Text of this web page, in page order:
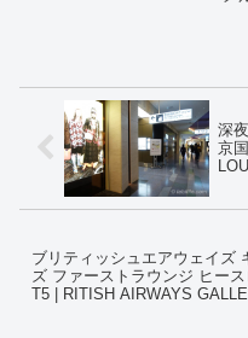
深
京
ブリティッシュエアウェイズ
ズ ファーストラウンジ ヒー
T5 | RITISH AIRWAYS